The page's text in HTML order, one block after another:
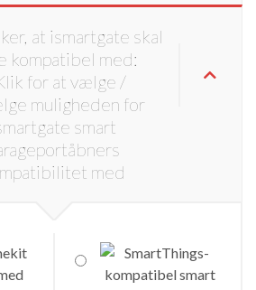
at ismartgate skal
kompatibel med: